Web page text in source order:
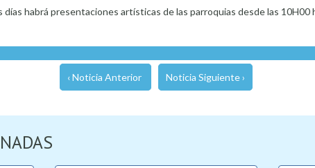
habrá presentaciones artísticas de las parroquias desde las 10H00
‹ Noticia Anterior Noticia Siguiente ›